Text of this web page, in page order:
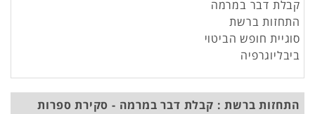
קבלת דבר במרמה
התחזות ברשת
סוגיית חופש הביטוי
ביבליוגרפיה
התחזות ברשת : קבלת דבר במרמה - סקירת ספרות